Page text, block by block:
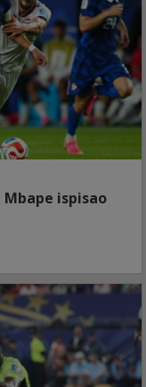
ispisao